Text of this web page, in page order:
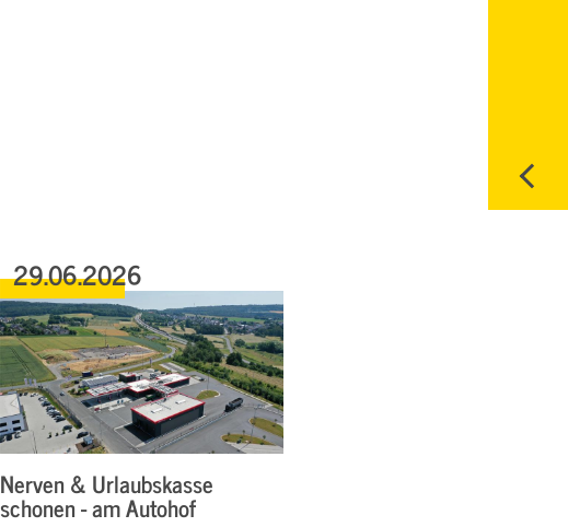
29.06.2026
Nerven & Urlaubskasse
schonen - am Autohof